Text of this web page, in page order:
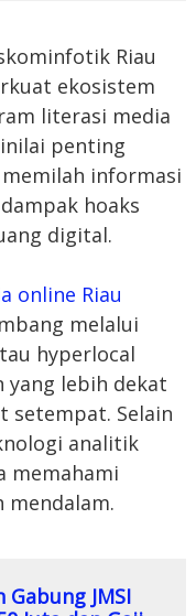
Riau
ekosistem
literasi media
penting
informasi
hoaks
digital.
online Riau
melalui
hyperlocal
yang lebih dekat
setempat. Selain
analitik
memahami
mendalam.
JMSI